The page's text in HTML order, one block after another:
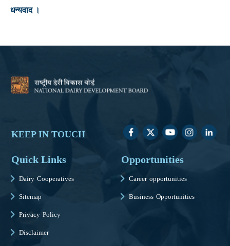
धन्यवाद ।
KEEP IN TOUCH
Quick Links
Dairy Cooperatives
Sitemap
Privacy Policy
Disclaimer
Opportunities
Career opportunities
Business Opportunities